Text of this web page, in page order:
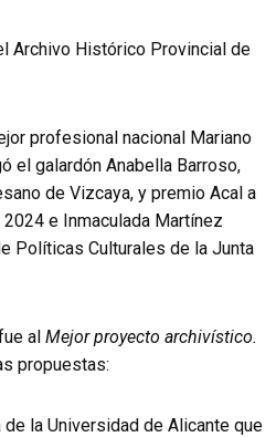
Archivo Histórico Provincial de
profesional nacional Mariano
el galardón Anabella Barroso,
de Vizcaya, y premio Acal a
e Inmaculada Martínez
Políticas Culturales de la Junta
al Mejor proyecto archivístico.
propuestas:
la Universidad de Alicante que